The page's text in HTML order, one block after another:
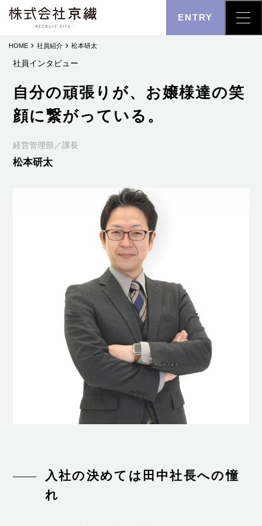
ENTRY
HOME 社員紹介 松本研太
社員インタビュー
自分の頑張りが、お嬢様達の笑
顔に繋がっている。
経営管理部／課長
松本研太
入社の決めては田中社長への憧
れ